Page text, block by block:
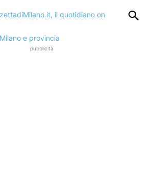
pubblicità